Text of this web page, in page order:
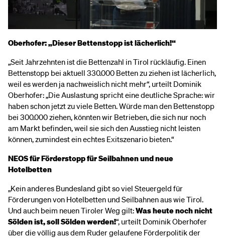
Oberhofer: „Dieser Bettenstopp ist lächerlich!“
„Seit Jahrzehnten ist die Bettenzahl in Tirol rückläufig. Einen
Bettenstopp bei aktuell 330.000 Betten zu ziehen ist lächerlich,
weil es werden ja nachweislich nicht mehr“, urteilt Dominik
Oberhofer: „Die Auslastung spricht eine deutliche Sprache: wir
haben schon jetzt zu viele Betten. Würde man den Bettenstopp
bei 300.000 ziehen, könnten wir Betrieben, die sich nur noch
am Markt befinden, weil sie sich den Ausstieg nicht leisten
können, zumindest ein echtes Exitszenario bieten.“
NEOS für Förderstopp für Seilbahnen und neue
Hotelbetten
„Kein anderes Bundesland gibt so viel Steuergeld für
Förderungen von Hotelbetten und Seilbahnen aus wie Tirol.
Und auch beim neuen Tiroler Weg gilt:Was heute noch nicht
Sölden ist, soll Sölden werden!“, urteilt Dominik Oberhofer
über die völlig aus dem Ruder gelaufene Förderpolitik der